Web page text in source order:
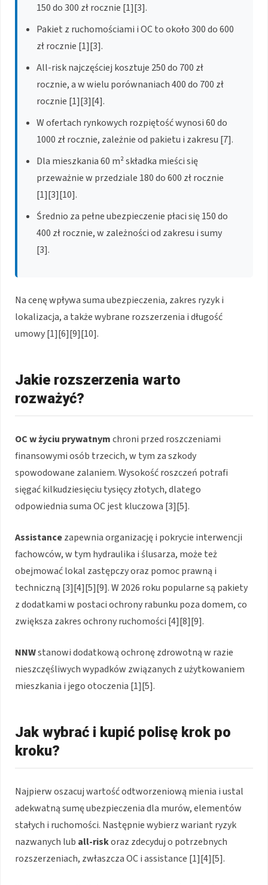
150 do 300 zł rocznie [1][3].
Pakiet z ruchomościami i OC to około 300 do 600
zł rocznie [1][3].
All-risk najczęściej kosztuje 250 do 700 zł
rocznie, a w wielu porównaniach 400 do 700 zł
rocznie [1][3][4].
W ofertach rynkowych rozpiętość wynosi 60 do
1000 zł rocznie, zależnie od pakietu i zakresu [7].
Dla mieszkania 60 m² składka mieści się
przeważnie w przedziale 180 do 600 zł rocznie
[1][3][10].
Średnio za pełne ubezpieczenie płaci się 150 do
400 zł rocznie, w zależności od zakresu i sumy
[3].
Na cenę wpływa suma ubezpieczenia, zakres ryzyk i
lokalizacja, a także wybrane rozszerzenia i długość
umowy [1][6][9][10].
Jakie rozszerzenia warto
rozważyć?
OC w życiu prywatnymchroni przed roszczeniami
finansowymi osób trzecich, w tym za szkody
spowodowane zalaniem. Wysokość roszczeń potrafi
sięgać kilkudziesięciu tysięcy złotych, dlatego
odpowiednia suma OC jest kluczowa [3][5].
Assistancezapewnia organizację i pokrycie interwencji
fachowców, w tym hydraulika i ślusarza, może też
obejmować lokal zastępczy oraz pomoc prawną i
techniczną [3][4][5][9]. W 2026 roku popularne są pakiety
z dodatkami w postaci ochrony rabunku poza domem, co
zwiększa zakres ochrony ruchomości [4][8][9].
NNWstanowi dodatkową ochronę zdrowotną w razie
nieszczęśliwych wypadków związanych z użytkowaniem
mieszkania i jego otoczenia [1][5].
Jak wybrać i kupić polisę krok po
kroku?
Najpierw oszacuj wartość odtworzeniową mienia i ustal
adekwatną sumę ubezpieczenia dla murów, elementów
stałych i ruchomości. Następnie wybierz wariant ryzyk
nazwanych lub all-riskoraz zdecyduj o potrzebnych
rozszerzeniach, zwłaszcza OC i assistance [1][4][5].